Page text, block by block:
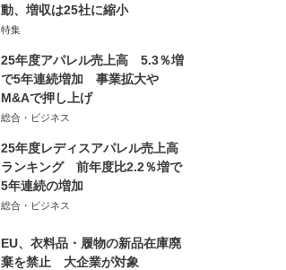
動、増収は25社に縮小
特集
25年度アパレル売上高 5.3％増
で5年連続増加 事業拡大や
M&Aで押し上げ
総合・ビジネス
25年度レディスアパレル売上高
ランキング 前年度比2.2％増で
5年連続の増加
総合・ビジネス
EU、衣料品・履物の新品在庫廃
棄を禁止 大企業が対象